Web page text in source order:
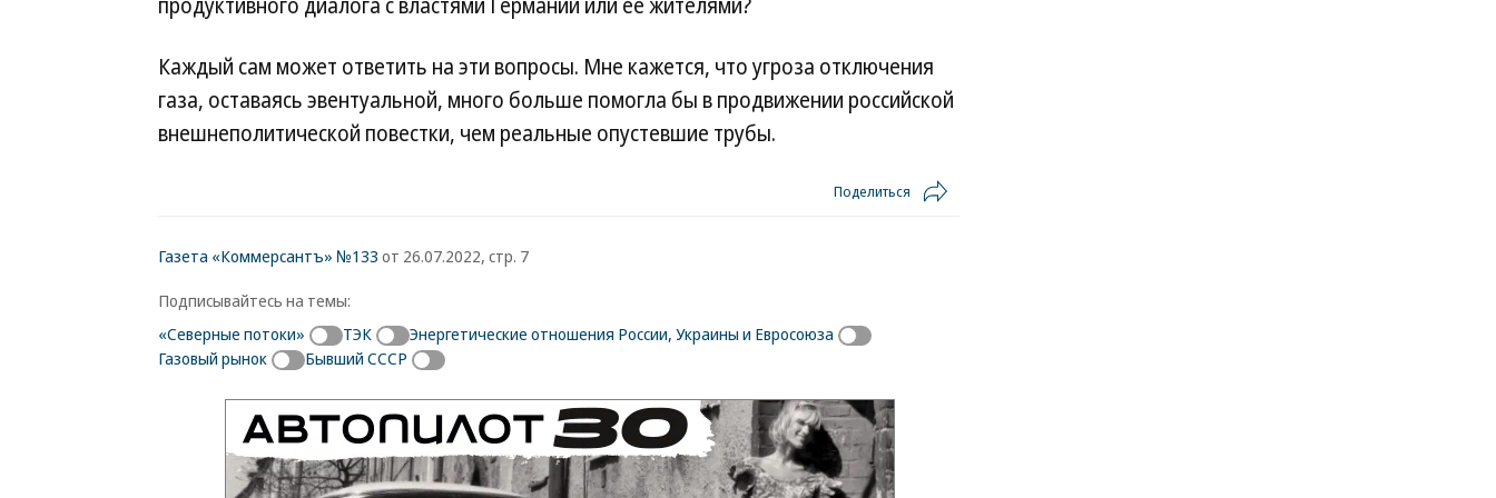
Каждый сам может ответить на эти вопросы. Мне кажется, что угроза отключения
газа, оставаясь эвентуальной, много больше помогла бы в продвижении российской
внешнеполитической повестки, чем реальные опустевшие трубы.
Поделиться
Газета «Коммерсантъ» №133 от 26.07.2022, стр. 7
Подписывайтесь на темы:
«Северные потоки»
ТЭК
Энергетические отношения России, Украины и Евросоюза
Газовый рынок
Бывший СССР